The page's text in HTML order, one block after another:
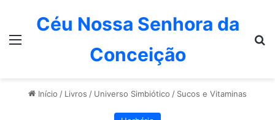
Céu Nossa Senhora da
Conceição
Início / Livros / Universo Simbiótico / Sucos e Vitaminas